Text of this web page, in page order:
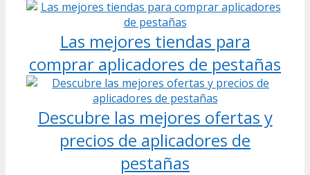
Las mejores tiendas para
comprar aplicadores de pestañas
Descubre las mejores ofertas y
precios de aplicadores de
pestañas